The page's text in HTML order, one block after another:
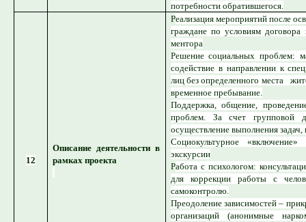
потребности обратившегося.
12
Описание деятельности в
рамках проекта
Реализация мероприятий после
граждане по условиям договора
ментора
Решение социальных проблем:
содействие в направлении к
лиц без определенного места
временное пребывание.
Поддержка, общение,
проблем. За счет
осуществление выполнения
Социокультурное
экскурсии
Работа с психологом:
для коррекции работы с
самоконтролю.
Преодоление зависимостей –
организаций (анонимные